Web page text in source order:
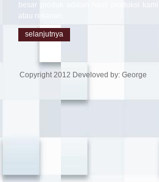
besar produk adalah hasil produksi kami
atau rekanan.
selanjutnya
Copyright 2012 Develoved by: George